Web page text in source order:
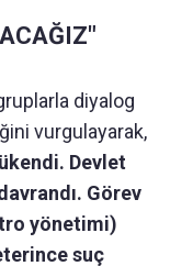
diyalog
vurgulayarak,
Devlet
Görev
yönetimi)
suç